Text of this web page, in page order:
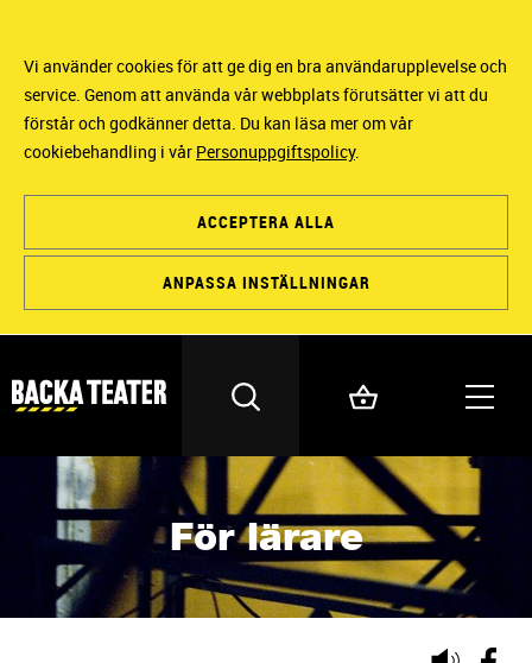
Vi använder cookies för att ge dig en bra användarupplevelse och
service. Genom att använda vår webbplats förutsätter vi att du
förstår och godkänner detta. Du kan läsa mer om vår
cookiebehandling i vår Personuppgiftspolicy.
ACCEPTERA ALLA
ANPASSA INSTÄLLNINGAR
För lärare